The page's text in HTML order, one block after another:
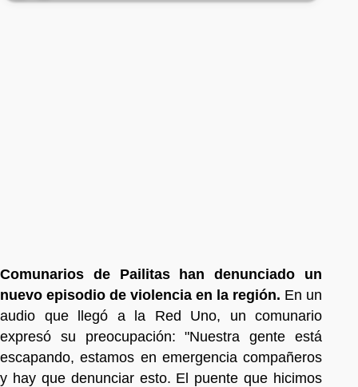
Comunarios de Pailitas han denunciado un
nuevo episodio de violencia en la región. En un
audio que llegó a la Red Uno, un comunario
expresó su preocupación: "Nuestra gente está
escapando, estamos en emergencia compañeros
y hay que denunciar esto. El puente que hicimos